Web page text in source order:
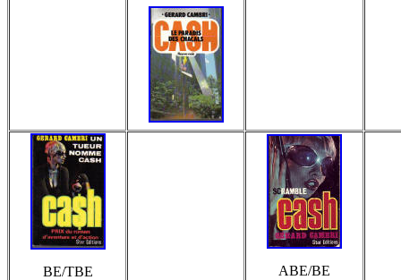
BE/TBE
ABE/BE